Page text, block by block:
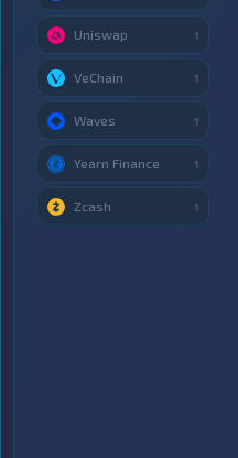
Uniswap 1
VeChain 1
Waves 1
Yearn Finance 1
Zcash 1